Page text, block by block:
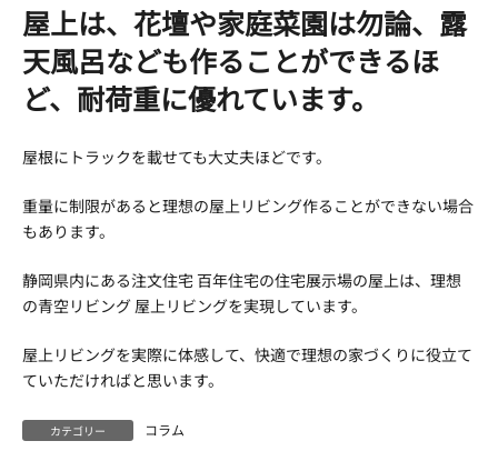
屋上は、花壇や家庭菜園は勿論、露
天風呂なども作ることができるほ
ど、耐荷重に優れています。
屋根にトラックを載せても大丈夫ほどです。
重量に制限があると理想の屋上リビング作ることができない場合
もあります。
静岡県内にある注文住宅 百年住宅の住宅展示場の屋上は、理想
の青空リビング 屋上リビングを実現しています。
屋上リビングを実際に体感して、快適で理想の家づくりに役立て
ていただければと思います。
カテゴリー コラム